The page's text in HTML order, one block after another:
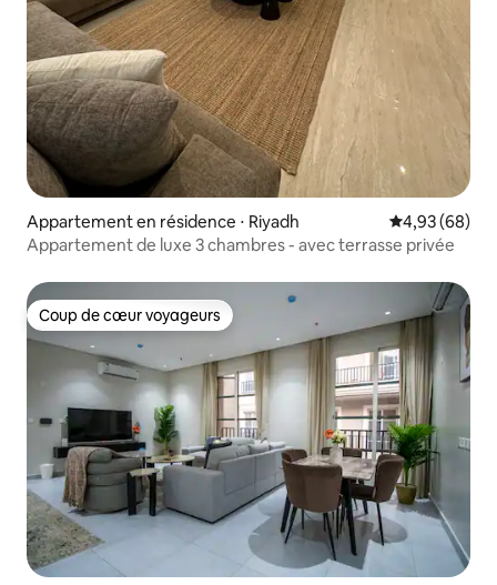
Appartement en résidence ⋅ Riyadh Évaluation
4,93 (68)
Appartement de luxe 3 chambres - avec terrasse privée
Coup de cœur voyageurs
Coup de cœur voyageurs